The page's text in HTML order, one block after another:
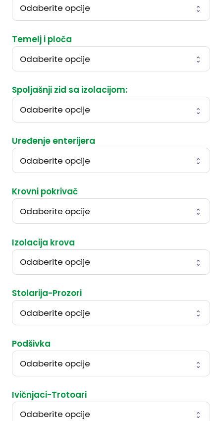
Temelj i ploča
Spoljašnji zid sa izolacijom:
Uređenje enterijera
Krovni pokrivač
Izolacija krova
Stolarija-Prozori
Podšivka
Ivičnjaci-Trotoari